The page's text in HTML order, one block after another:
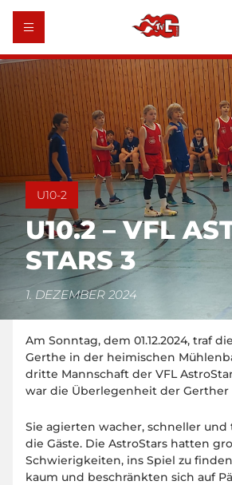
U10-2
U10.2 – VFL
STARS 3
1. DEZEMBER 2024
Am Sonntag, dem 01.12.2024, traf
Gerthe in der heimischen
dritte Mannschaft der VFL
war die Überlegenheit der
Sie agierten wacher, schneller und
die Gäste. Die AstroStars hatten
Schwierigkeiten, ins Spiel zu
kaum und beschränkten sich auf